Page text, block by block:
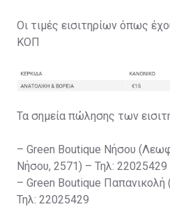
Οι τιμές εισιτηρίων όπως
ΚΟΠ
Τα σημεία πώλησης των
– Green Boutique Νήσου
Νήσου, 2571) – Τηλ: 22025429
– Green Boutique
Τηλ: 22025429